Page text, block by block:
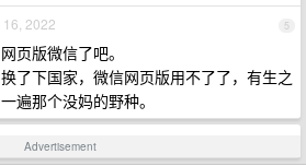
5
16, 2022
页版微信了吧。
了下国家，微信网页版用不了了，有生之
遍那个没妈的野种。
Advertisement